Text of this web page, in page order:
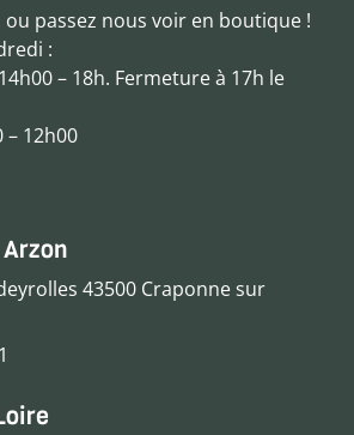
ou passez nous voir en boutique !
:
– 18h. Fermeture à 17h le
– 12h00
43500 Craponne sur